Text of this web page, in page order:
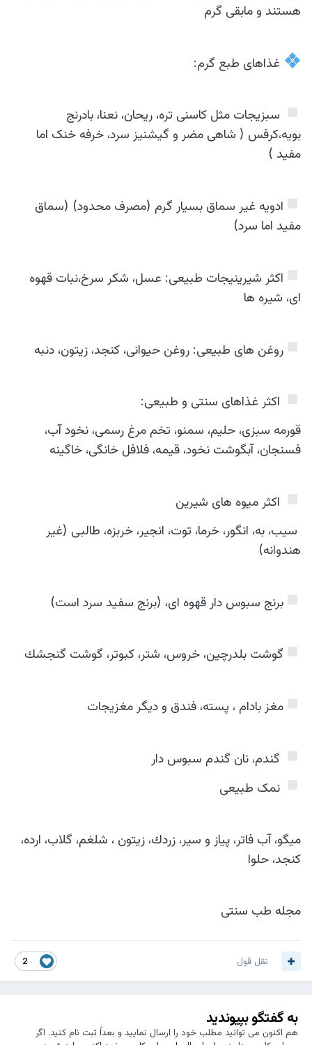
هستند و مابقی گرم
غذاهای طبع گرم:
️ سبزیجات مثل کاسنی تره، ریحان، نعنا، بادرنج
بویه،كرفس ( شاهی مضر و گیشنیز سرد، خرفه خنک اما
مفید )
️ادویه غیر سماق بسیار گرم (مصرف محدود) (سماق
مفید اما سرد)
️اکثر شیرینیجات طبیعی: عسل، شکر سرخ،نبات قهوه
ای، شیره ها
️روغن های طبیعی: روغن حیوانی، کنجد، زیتون، دنبه
️ اکثر غذاهای سنتی و طبیعی:
قورمه سبزی، حلیم، سمنو، تخم مرغ رسمی، نخود آب،
فسنجان، آبگوشت نخود، قیمه، فلافل خانگی، خاگینه
️ اکثر میوه های شیرین
سیب، به، انگور، خرما، توت، انجیر، خربزه، طالبی (غیر
هندوانه)
️برنج سبوس دار قهوه ای، (برنج سفید سرد است)
️گوشت بلدرچین، خروس، شتر، كبوتر، گوشت گنجشك
️مغز بادام ، پسته، فندق و دیگر مغزیجات
️ گندم، نان گندم سبوس دار
️ نمک طبیعی
میگو، آب فاتر، پیاز و سیر، زردك، زیتون ، شلغم، گلاب، ارده،
کنجد، حلوا
مجله طب سنتی
2 نقل قول
به گفتگو بپیوندید
هم اکنون می توانید مطلب خود را ارسال نمایید و بعداً ثبت نام کنید. اگر